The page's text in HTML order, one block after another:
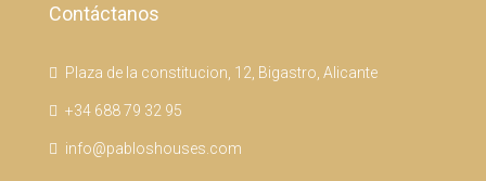
Contáctanos
Plaza de la constitucion, 12, Bigastro, Alicante
+34 688 79 32 95
info@pabloshouses.com